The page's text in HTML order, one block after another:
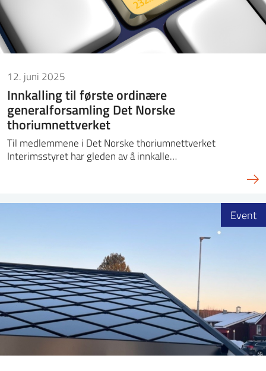
12. juni 2025
Innkalling til første ordinære
generalforsamling Det Norske
thoriumnettverket
Til medlemmene i Det Norske thoriumnettverket
Interimsstyret har gleden av å innkalle…
Event